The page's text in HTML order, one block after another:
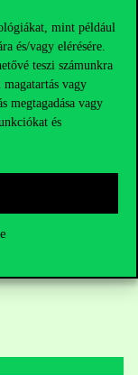
mint például
és/vagy elérésére.
teszi számunkra
vagy
megtagadása vagy
és